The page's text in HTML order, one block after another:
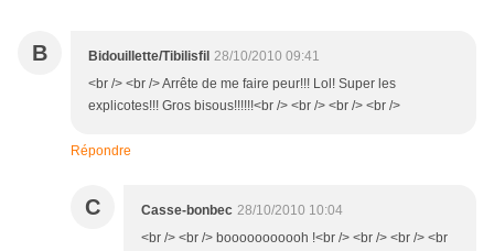
B Bidouillette/Tibilisfil 28/10/2010 09:41
<br /> <br /> Arrête de me faire peur!!! Lol! Super les
explicotes!!! Gros bisous!!!!!!<br /> <br /> <br /> <br />
Répondre
C Casse-bonbec 28/10/2010 10:04
<br /> <br /> booooooooooh !<br /> <br /> <br /> <br